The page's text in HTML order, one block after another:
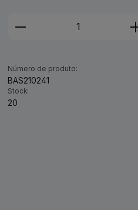
Quantidade do
Número de produto:
BAS210241
Stock:
20